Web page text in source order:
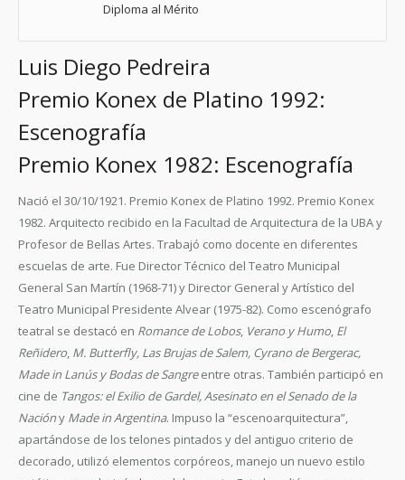
Diploma al Mérito
Luis Diego Pedreira
Premio Konex de Platino 1992:
Escenografía
Premio Konex 1982: Escenografía
Nació el 30/10/1921. Premio Konex de Platino 1992. Premio Konex
1982. Arquitecto recibido en la Facultad de Arquitectura de la UBA y
Profesor de Bellas Artes. Trabajó como docente en diferentes
escuelas de arte. Fue Director Técnico del Teatro Municipal
General San Martín (1968-71) y Director General y Artístico del
Teatro Municipal Presidente Alvear (1975-82). Como escenógrafo
teatral se destacó en Romance de Lobos, Verano y Humo, El
Reñidero, M. Butterfly, Las Brujas de Salem, Cyrano de Bergerac,
Made in Lanús y Bodas de Sangreentre otras. También participó en
cine de Tangos: el Exilio de Gardel, Asesinato en el Senado de la
Nacióny Made in Argentina. Impuso la “escenoarquitectura”,
apartándose de los telones pintados y del antiguo criterio de
decorado, utilizó elementos corpóreos, manejo un nuevo estilo